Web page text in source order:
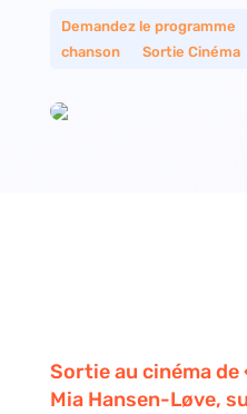
Demandez le programme
chanson__ Sortie Cinéma
Sortie au cinéma de
Mia Hansen-Løve,